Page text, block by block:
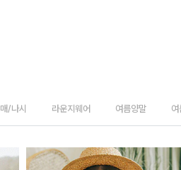
/나시 라운지웨어 여름양말